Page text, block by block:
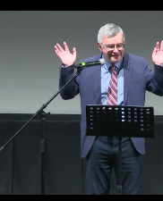
2 Months 19
vedere il grande professore